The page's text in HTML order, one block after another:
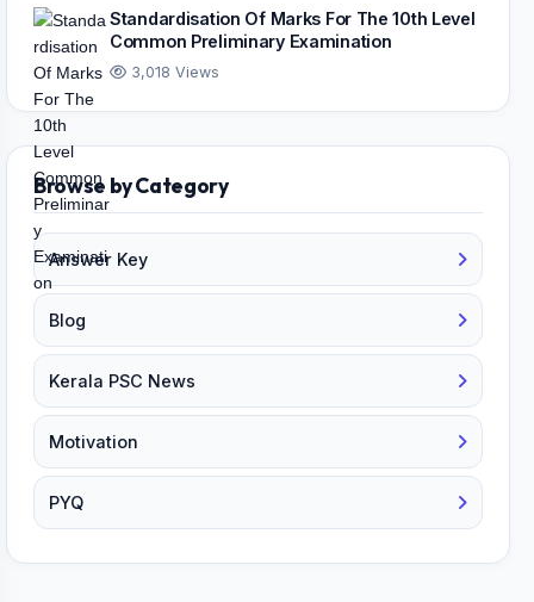
Standardisation Of Marks For The 10th Level
Common Preliminary Examination
3,018 Views
Browse by Category
Answer Key
Blog
Kerala PSC News
Motivation
PYQ